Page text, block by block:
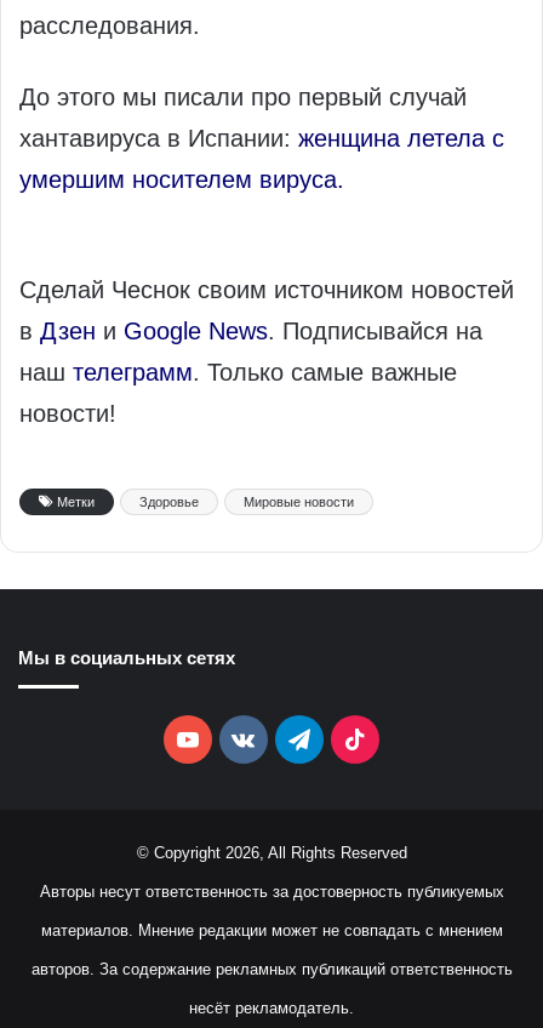
расследования.
До этого мы писали про первый случай
хантавируса в Испании: женщина летела с
умершим носителем вируса.
Сделай Чеснок своим источником новостей
в Дзен и Google News. Подписывайся на
наш телеграмм. Только самые важные
новости!
Метки Здоровье Мировые новости
Мы в социальных сетях
YouTubevk.comTelegramTikTok
© Copyright 2026, All Rights Reserved
Авторы несут ответственность за достоверность публикуемых
материалов. Мнение редакции может не совпадать с мнением
авторов. За содержание рекламных публикаций ответственность
несёт рекламодатель.